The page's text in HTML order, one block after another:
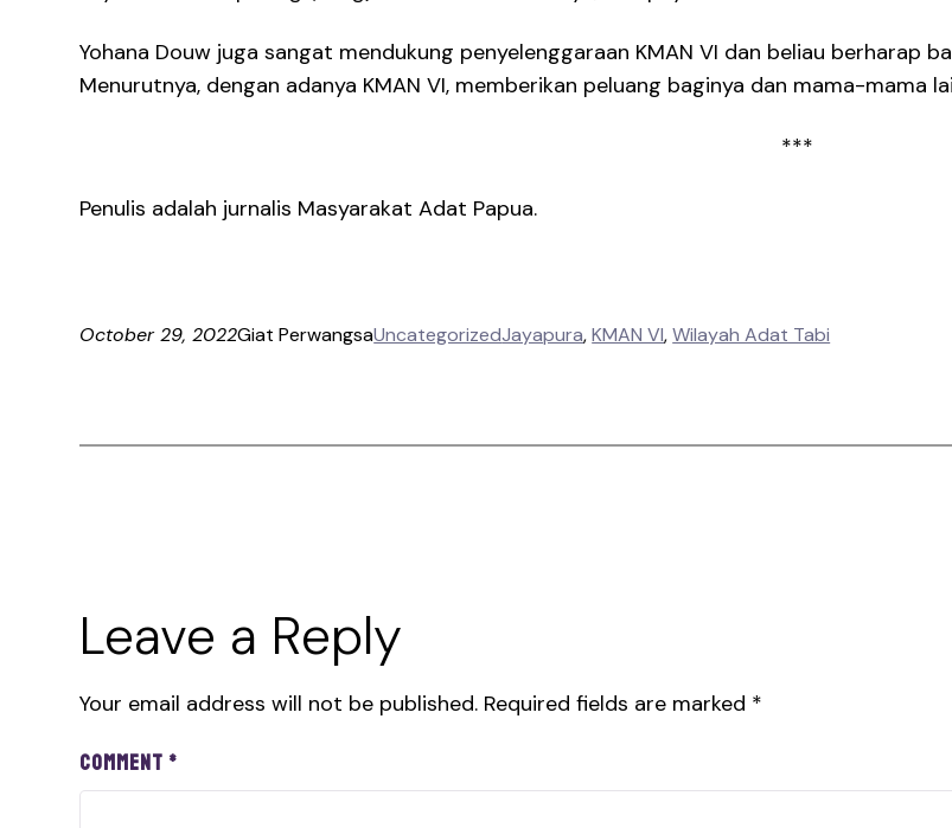
Yohana Douw juga sangat mendukung penyelenggaraan KMAN VI dan beliau berharap
Menurutnya, dengan adanya KMAN VI, memberikan peluang baginya dan mama-mama
***
Penulis adalah jurnalis Masyarakat Adat Papua.
October 29, 2022Giat PerwangsaUncategorizedJayapura, KMAN VI, Wilayah Adat Tabi
Leave a Reply
Your email address will not be published. Required fields are marked *
Comment *